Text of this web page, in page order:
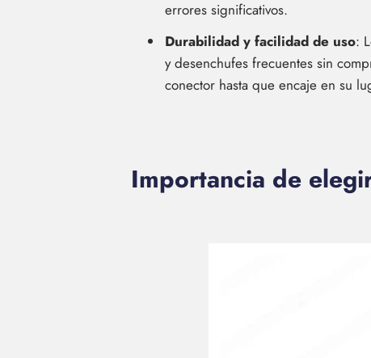
errores significativos.
Durabilidad y facilidad de uso:
y desenchufes frecuentes sin
conector hasta que encaje en su
Importancia de